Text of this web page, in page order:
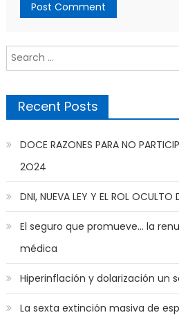
Search
for:
Recent Posts
DOCE RAZONES PARA NO
2O24
DNI, NUEVA LEY Y EL ROL OCULTO
El seguro que promueve… la
médica
Hiperinflación y dolarización un
La sexta extinción masiva de